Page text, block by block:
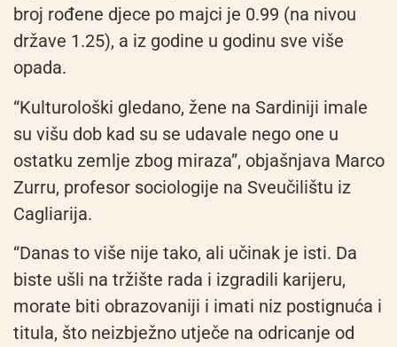
broj rođene djece po majci je 0.99 (na nivou
države 1.25), a iz godine u godinu sve više
opada.
“Kulturološki gledano, žene na Sardiniji imale
su višu dob kad su se udavale nego one u
ostatku zemlje zbog miraza”, objašnjava Marco
Zurru, profesor sociologije na Sveučilištu iz
Cagliarija.
“Danas to više nije tako, ali učinak je isti. Da
biste ušli na tržište rada i izgradili karijeru,
morate biti obrazovaniji i imati niz postignuća i
titula, što neizbježno utječe na odricanje od